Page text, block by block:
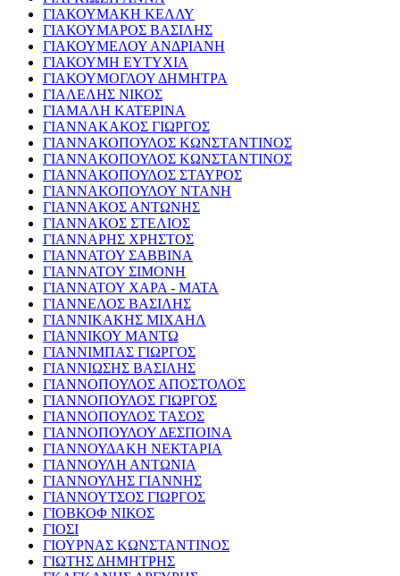
ΓΙΑΚΟΥΜΑΚΗ ΚΕΛΛΥ
ΓΙΑΚΟΥΜΑΡΟΣ ΒΑΣΙΛΗΣ
ΓΙΑΚΟΥΜΕΛΟΥ ΑΝΔΡΙΑΝΗ
ΓΙΑΚΟΥΜΗ ΕΥΤΥΧΙΑ
ΓΙΑΚΟΥΜΟΓΛΟΥ ΔΗΜΗΤΡΑ
ΓΙΑΛΕΛΗΣ ΝΙΚΟΣ
ΓΙΑΜΑΛΗ ΚΑΤΕΡΙΝΑ
ΓΙΑΝΝΑΚΑΚΟΣ ΓΙΩΡΓΟΣ
ΓΙΑΝΝΑΚΟΠΟΥΛΟΣ ΚΩΝΣΤΑΝΤΙΝΟΣ
ΓΙΑΝΝΑΚΟΠΟΥΛΟΣ ΚΩΝΣΤΑΝΤΙΝΟΣ
ΓΙΑΝΝΑΚΟΠΟΥΛΟΣ ΣΤΑΥΡΟΣ
ΓΙΑΝΝΑΚΟΠΟΥΛΟΥ ΝΤΑΝΗ
ΓΙΑΝΝΑΚΟΣ ΑΝΤΩΝΗΣ
ΓΙΑΝΝΑΚΟΣ ΣΤΕΛΙΟΣ
ΓΙΑΝΝΑΡΗΣ ΧΡΗΣΤΟΣ
ΓΙΑΝΝΑΤΟΥ ΣΑΒΒΙΝΑ
ΓΙΑΝΝΑΤΟΥ ΣΙΜΟΝΗ
ΓΙΑΝΝΑΤΟΥ ΧΑΡΑ - ΜΑΤΑ
ΓΙΑΝΝΕΛΟΣ ΒΑΣΙΛΗΣ
ΓΙΑΝΝΙΚΑΚΗΣ ΜΙΧΑΗΛ
ΓΙΑΝΝΙΚΟΥ ΜΑΝΤΩ
ΓΙΑΝΝΙΜΠΑΣ ΓΙΩΡΓΟΣ
ΓΙΑΝΝΙΩΣΗΣ ΒΑΣΙΛΗΣ
ΓΙΑΝΝΟΠΟΥΛΟΣ ΑΠΟΣΤΟΛΟΣ
ΓΙΑΝΝΟΠΟΥΛΟΣ ΓΙΩΡΓΟΣ
ΓΙΑΝΝΟΠΟΥΛΟΣ ΤΑΣΟΣ
ΓΙΑΝΝΟΠΟΥΛΟΥ ΔΕΣΠΟΙΝΑ
ΓΙΑΝΝΟΥΔΑΚΗ ΝΕΚΤΑΡΙΑ
ΓΙΑΝΝΟΥΛΗ ΑΝΤΩΝΙΑ
ΓΙΑΝΝΟΥΛΗΣ ΓΙΑΝΝΗΣ
ΓΙΑΝΝΟΥΤΣΟΣ ΓΙΩΡΓΟΣ
ΓΙΟΒΚΟΦ ΝΙΚΟΣ
ΓΙΟΣΙ
ΓΙΟΥΡΝΑΣ ΚΩΝΣΤΑΝΤΙΝΟΣ
ΓΙΩΤΗΣ ΔΗΜΗΤΡΗΣ